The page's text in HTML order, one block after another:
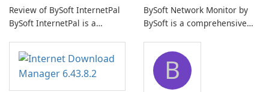
Review of BySoft InternetPal
BySoft InternetPal is a
application designed to
monitor your internet
connection and provide real-
time insights into its
BySoft Network Monitor by
BySoft is a comprehensive
designed to help businesses
effectively manage their
network infrastructure.
B